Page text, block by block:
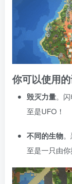
你可以使用
毁灭力量。
至是UFO！
不同的生物
至是一只由